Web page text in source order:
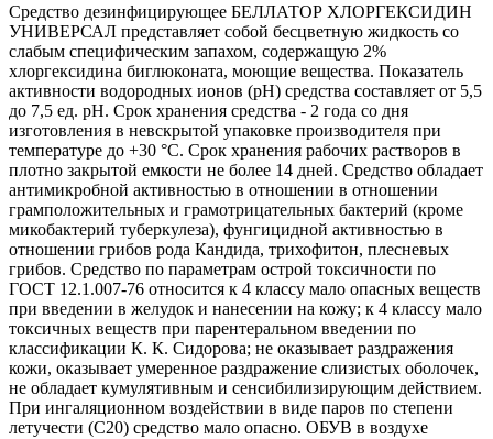
Средство дезинфицирующее БЕЛЛАТОР ХЛОРГЕКСИДИН
УНИВЕРСАЛ представляет собой бесцветную жидкость со
слабым специфическим запахом, содержащую 2%
хлоргексидина биглюконата, моющие вещества. Показатель
активности водородных ионов (рН) средства составляет от 5,5
до 7,5 ед. рН. Срок хранения средства - 2 года со дня
изготовления в невскрытой упаковке производителя при
температуре до +30 °С. Срок хранения рабочих растворов в
плотно закрытой емкости не более 14 дней. Средство обладает
антимикробной активностью в отношении в отношении
грамположительных и грамотрицательных бактерий (кроме
микобактерий туберкулеза), фунгицидной активностью в
отношении грибов рода Кандида, трихофитон, плесневых
грибов. Средство по параметрам острой токсичности по
ГОСТ 12.1.007-76 относится к 4 классу мало опасных веществ
при введении в желудок и нанесении на кожу; к 4 классу мало
токсичных веществ при парентеральном введении по
классификации К. К. Сидорова; не оказывает раздражения
кожи, оказывает умеренное раздражение слизистых оболочек,
не обладает кумулятивным и сенсибилизирующим действием.
При ингаляционном воздействии в виде паров по степени
летучести (С20) средство мало опасно. ОБУВ в воздухе